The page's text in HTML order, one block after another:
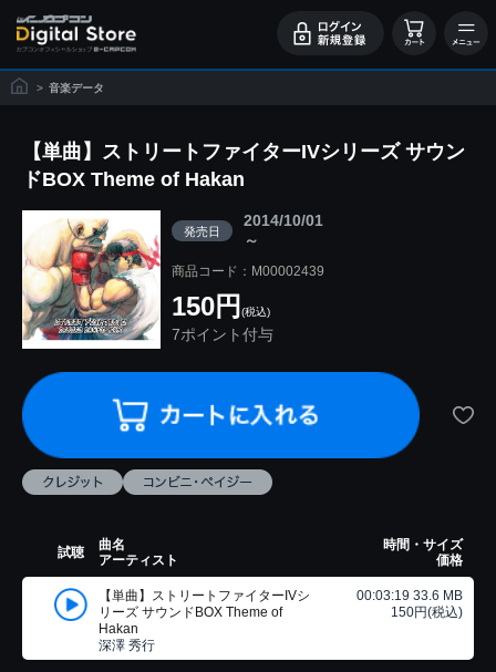
> 音楽データ
【単曲】ストリートファイターIVシリーズ サウン
ドBOX Theme of Hakan
発売日
2014/10/01
～
商品コード：M00002439
150円 (税込)
7ポイント付与
試聴
曲名
アーティスト
時間・サイズ
価格
【単曲】ストリートファイターIVシ
リーズ サウンドBOX Theme of
Hakan
深澤 秀行
00:03:19 33.6 MB
150円(税込)